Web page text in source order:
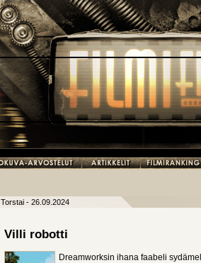
Torstai - 26.09.2024
Villi robotti
Dreamworksin ihana faabeli